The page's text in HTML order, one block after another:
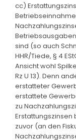
cc)
sind (so auch
HHR/Tiede, § 4
Ansicht wohl
Rz U 13). Denn
erstatteter
erstattete
zu
zuvor (an den